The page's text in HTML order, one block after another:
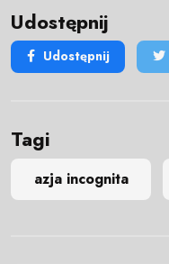
Udostępnij
Udostępnij
Tagi
azja incognita